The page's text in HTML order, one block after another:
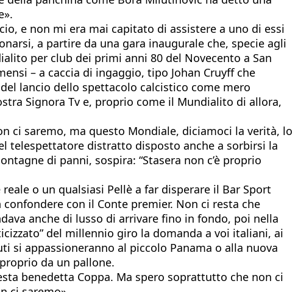
e non mi era mai capitato di assistere a uno di essi
a partire da una gara inaugurale che, specie agli
per club dei primi anni 80 del Novecento a San
– a caccia di ingaggio, tipo Johan Cruyff che
lancio dello spettacolo calcistico come mero
Signora Tv e, proprio come il Mundialito di allora,
ci saremo, ma questo Mondiale, diciamoci la verità, lo
telespettatore distratto disposto anche a sorbirsi la
di panni, sospira: “Stasera non c’è proprio
o un qualsiasi Pellè a far disperare il Bar Sport
con il Conte premier. Non ci resta che
anche di lusso di arrivare fino in fondo, poi nella
del millennio giro la domanda a voi italiani, ai
si appassioneranno al piccolo Panama o alla nuova
da un pallone.
benedetta Coppa. Ma spero soprattutto che non ci